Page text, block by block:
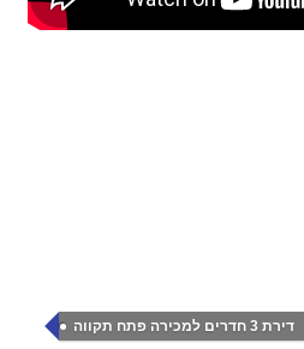
דירת 3 חדרים למכירה פתח תקווה ,